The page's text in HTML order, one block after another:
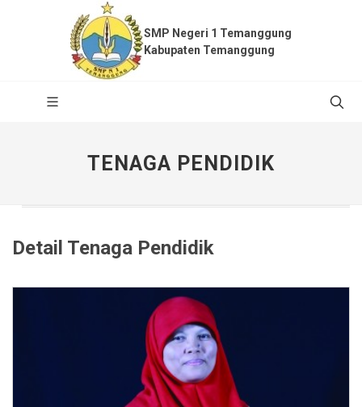
SMP Negeri 1 Temanggung
Kabupaten Temanggung
TENAGA PENDIDIK
Detail Tenaga Pendidik